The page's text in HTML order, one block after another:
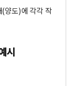
(양도)에 각각 작
시